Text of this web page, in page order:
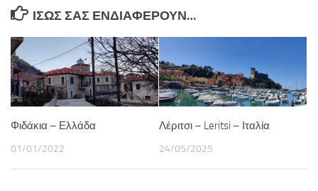
ΊΣΩΣ ΣΑΣ ΕΝΔΙΑΦΈΡΟΥΝ…
Φιδάκια – Ελλάδα
01/01/2022
Λέριτσι – Leritsi – Ιταλία
24/05/2025